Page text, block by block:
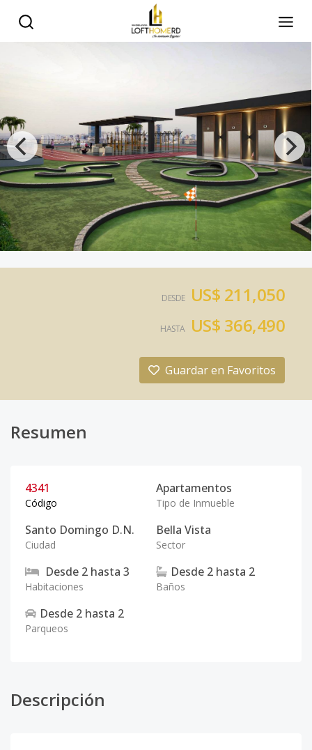
DESDE US$ 211,050
HASTA US$ 366,490
Guardar en Favoritos
Resumen
4341
Código
Apartamentos
Tipo de Inmueble
Santo Domingo D.N.
Ciudad
Bella Vista
Sector
Desde 2 hasta 3
Habitaciones
Desde 2 hasta 2
Baños
Desde 2 hasta 2
Parqueos
Descripción